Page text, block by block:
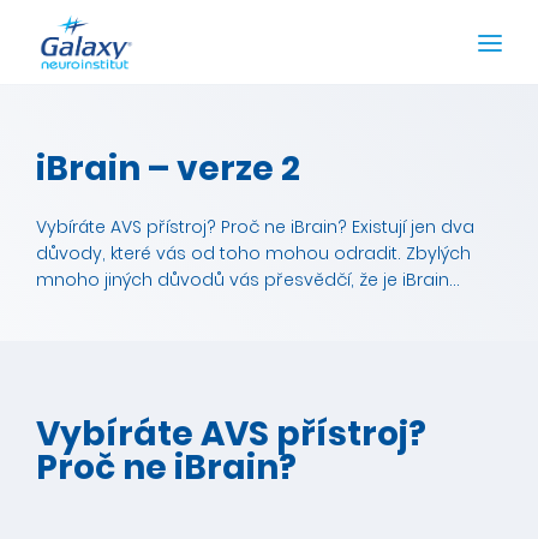
iBrain – verze 2
Vybíráte AVS přístroj? Proč ne iBrain? Existují jen dva
důvody, které vás od toho mohou odradit. Zbylých
mnoho jiných důvodů vás přesvědčí, že je iBrain...
Vybíráte AVS přístroj?
Proč ne iBrain?